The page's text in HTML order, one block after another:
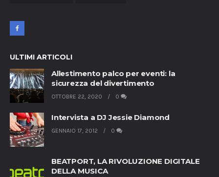
ULTIMI ARTICOLI
Allestimento palco per eventi: la
sicurezza del divertimento
OTTOBRE 22, 2020 0
Intervista a DJ Jessie Diamond
GENNAIO 17, 2012 0
BEATPORT, LA RIVOLUZIONE DIGITALE
DELLA MUSICA